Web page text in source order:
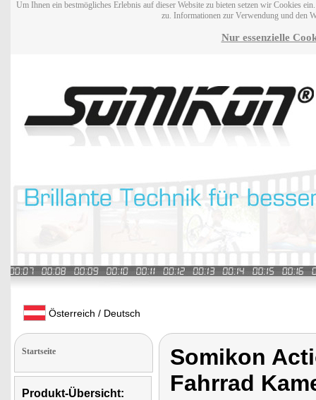
Um Ihnen ein bestmögliches Erlebnis auf dieser Website zu bieten setzen wir Cookies
zu. Informationen zur Verwendung und den
Nur essenzielle
Österreich / Deutsch
Startseite
Produkt-Übersicht:
Somikon
Fahrrad